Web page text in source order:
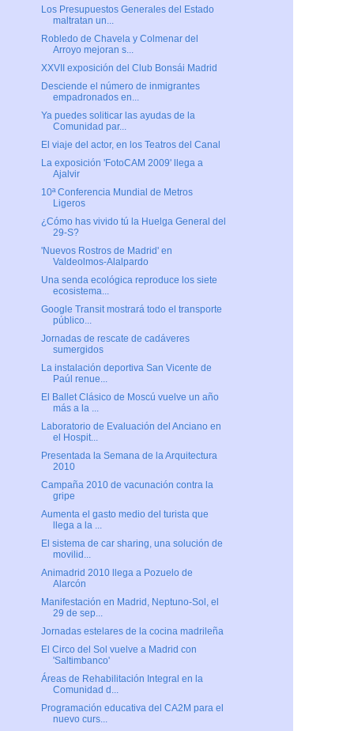
Los Presupuestos Generales del Estado
maltratan un...
Robledo de Chavela y Colmenar del
Arroyo mejoran s...
XXVII exposición del Club Bonsái Madrid
Desciende el número de inmigrantes
empadronados en...
Ya puedes soliticar las ayudas de la
Comunidad par...
El viaje del actor, en los Teatros del Canal
La exposición 'FotoCAM 2009' llega a
Ajalvir
10ª Conferencia Mundial de Metros
Ligeros
¿Cómo has vivido tú la Huelga General del
29-S?
'Nuevos Rostros de Madrid' en
Valdeolmos-Alalpardo
Una senda ecológica reproduce los siete
ecosistema...
Google Transit mostrará todo el transporte
público...
Jornadas de rescate de cadáveres
sumergidos
La instalación deportiva San Vicente de
Paúl renue...
El Ballet Clásico de Moscú vuelve un año
más a la ...
Laboratorio de Evaluación del Anciano en
el Hospit...
Presentada la Semana de la Arquitectura
2010
Campaña 2010 de vacunación contra la
gripe
Aumenta el gasto medio del turista que
llega a la ...
El sistema de car sharing, una solución de
movilid...
Animadrid 2010 llega a Pozuelo de
Alarcón
Manifestación en Madrid, Neptuno-Sol, el
29 de sep...
Jornadas estelares de la cocina madrileña
El Circo del Sol vuelve a Madrid con
'Saltimbanco'
Áreas de Rehabilitación Integral en la
Comunidad d...
Programación educativa del CA2M para el
nuevo curs...